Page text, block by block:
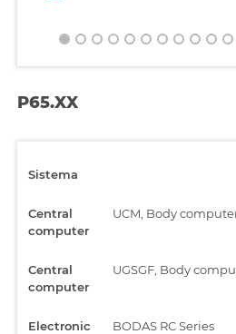
P65.XX
Sistema
Central
computer
UCM, Body
Central
computer
UGSGF, Body
Electronic
BODAS RC Series